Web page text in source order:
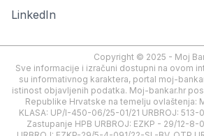
LinkedIn
Copyright © 2025 - Moj
Sve informacije i izračuni dostupni na ovom
su informativnog karaktera, portal moj-
istinost objavljenih podatka. Moj-bankar.hr
Republike Hrvatske na temelju ovlaštenja:
KLASA: UP/I-450-06/25-01/21 URBROJ:
Zastupanje HPB URBROJ: EZKP - 29/12-8-